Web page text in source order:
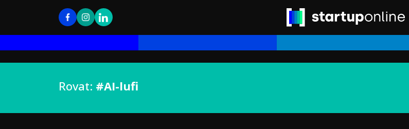
Rovat: #AI-lufi